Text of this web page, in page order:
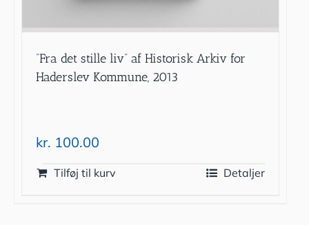
”Fra det stille liv” af Historisk Arkiv for
Haderslev Kommune, 2013
kr. 100.00
Tilføj til kurv Detaljer